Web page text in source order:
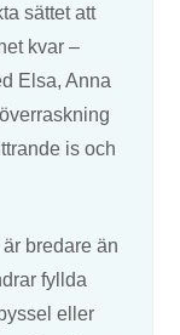
sättet att
kvar –
Elsa, Anna
is och
är bredare än
fyllda
eller